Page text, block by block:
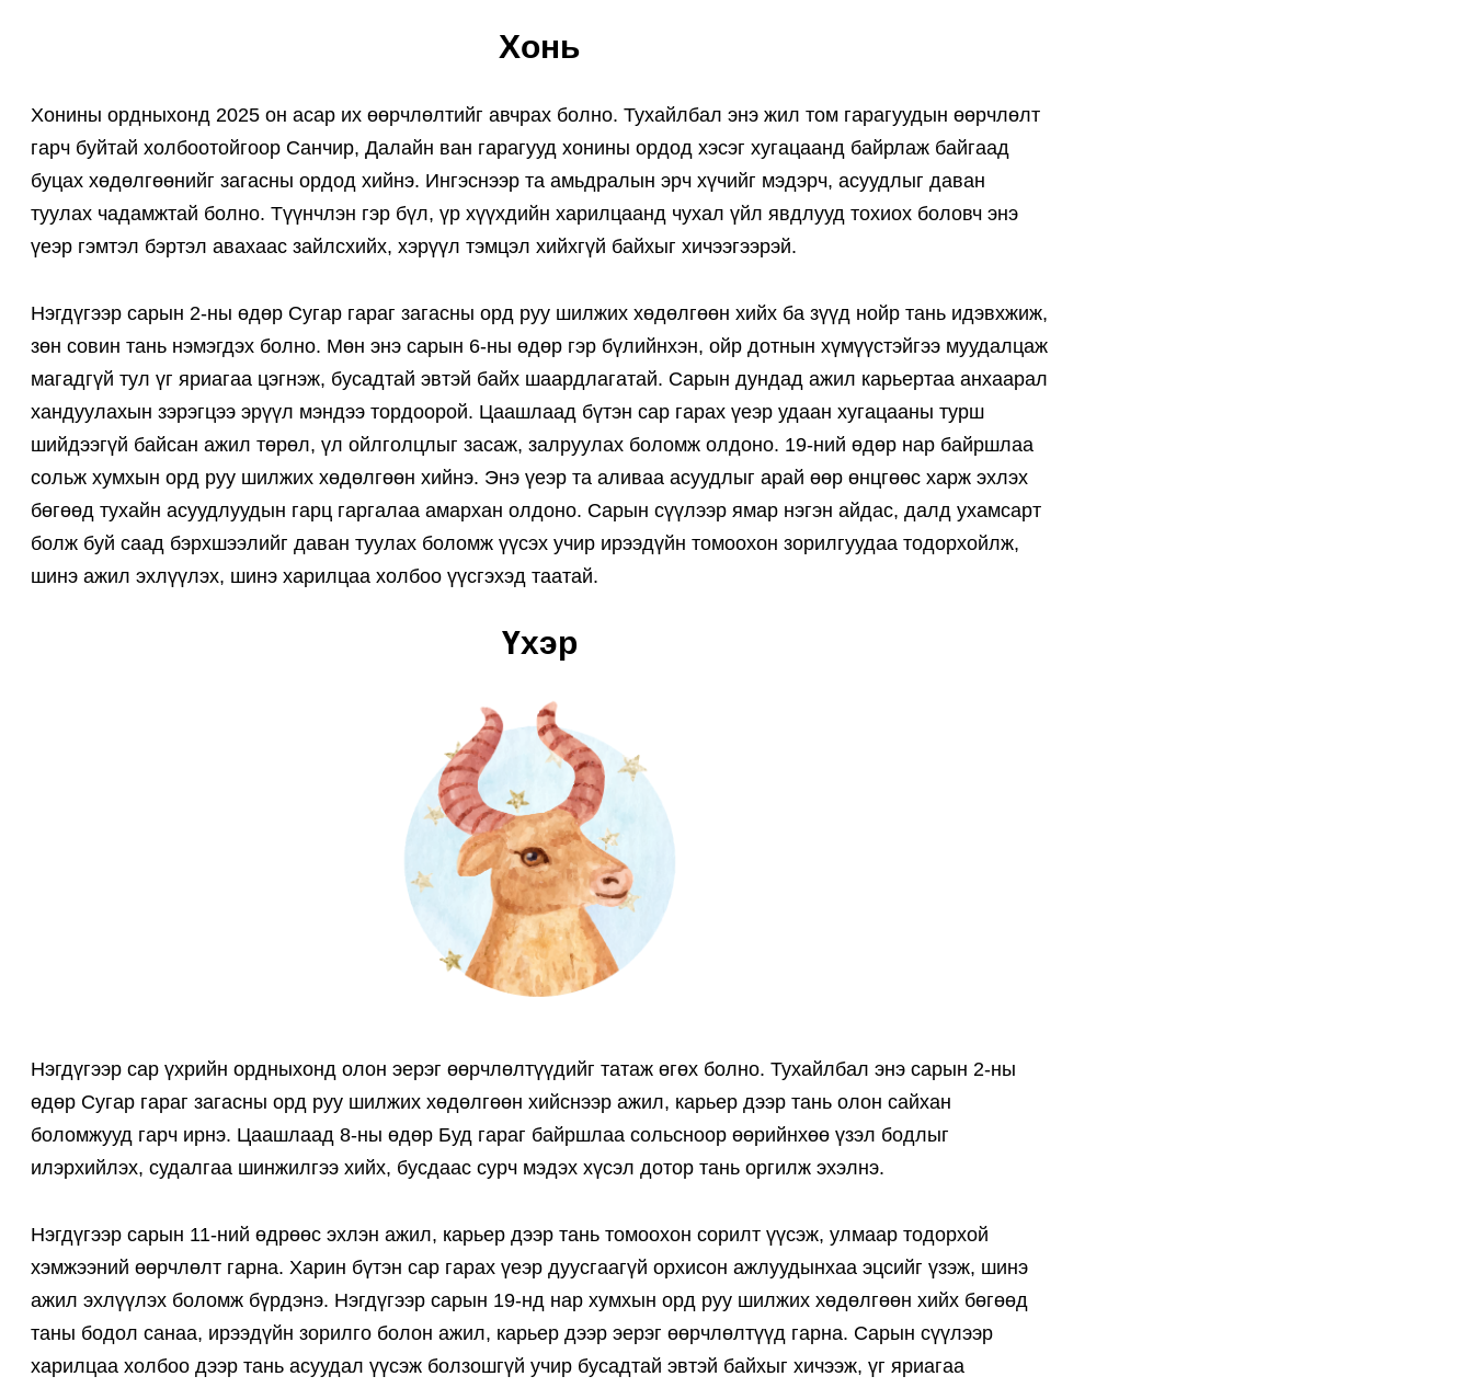
Хонь
Хонины ордныхонд 2025 он асар их өөрчлөлтийг авчрах болно. Тухайлбал энэ жил том гарагуудын өөрчлөлт
гарч буйтай холбоотойгоор Санчир, Далайн ван гарагууд хонины ордод хэсэг хугацаанд байрлаж байгаад
буцах хөдөлгөөнийг загасны ордод хийнэ. Ингэснээр та амьдралын эрч хүчийг мэдэрч, асуудлыг даван
туулах чадамжтай болно. Түүнчлэн гэр бүл, үр хүүхдийн харилцаанд чухал үйл явдлууд тохиох боловч энэ
үеэр гэмтэл бэртэл авахаас зайлсхийх, хэрүүл тэмцэл хийхгүй байхыг хичээгээрэй.
Нэгдүгээр сарын 2-ны өдөр Сугар гараг загасны орд руу шилжих хөдөлгөөн хийх ба зүүд нойр тань идэвхжиж,
зөн совин тань нэмэгдэх болно. Мөн энэ сарын 6-ны өдөр гэр бүлийнхэн, ойр дотнын хүмүүстэйгээ муудалцаж
магадгүй тул үг яриагаа цэгнэж, бусадтай эвтэй байх шаардлагатай. Сарын дундад ажил карьертаа анхаарал
хандуулахын зэрэгцээ эрүүл мэндээ тордоорой. Цаашлаад бүтэн сар гарах үеэр удаан хугацааны турш
шийдээгүй байсан ажил төрөл, үл ойлголцлыг засаж, залруулах боломж олдоно. 19-ний өдөр нар байршлаа
сольж хумхын орд руу шилжих хөдөлгөөн хийнэ. Энэ үеэр та аливаа асуудлыг арай өөр өнцгөөс харж эхлэх
бөгөөд тухайн асуудлуудын гарц гаргалаа амархан олдоно. Сарын сүүлээр ямар нэгэн айдас, далд ухамсарт
болж буй саад бэрхшээлийг даван туулах боломж үүсэх учир ирээдүйн томоохон зорилгуудаа тодорхойлж,
шинэ ажил эхлүүлэх, шинэ харилцаа холбоо үүсгэхэд таатай.
Үхэр
Нэгдүгээр сар үхрийн ордныхонд олон эерэг өөрчлөлтүүдийг татаж өгөх болно. Тухайлбал энэ сарын 2-ны
өдөр Сугар гараг загасны орд руу шилжих хөдөлгөөн хийснээр ажил, карьер дээр тань олон сайхан
боломжууд гарч ирнэ. Цаашлаад 8-ны өдөр Буд гараг байршлаа сольсноор өөрийнхөө үзэл бодлыг
илэрхийлэх, судалгаа шинжилгээ хийх, бусдаас сурч мэдэх хүсэл дотор тань оргилж эхэлнэ.
Нэгдүгээр сарын 11-ний өдрөөс эхлэн ажил, карьер дээр тань томоохон сорилт үүсэж, улмаар тодорхой
хэмжээний өөрчлөлт гарна. Харин бүтэн сар гарах үеэр дуусгаагүй орхисон ажлуудынхаа эцсийг үзэж, шинэ
ажил эхлүүлэх боломж бүрдэнэ. Нэгдүгээр сарын 19-нд нар хумхын орд руу шилжих хөдөлгөөн хийх бөгөөд
таны бодол санаа, ирээдүйн зорилго болон ажил, карьер дээр эерэг өөрчлөлтүүд гарна. Сарын сүүлээр
харилцаа холбоо дээр тань асуудал үүсэж болзошгүй учир бусадтай эвтэй байхыг хичээж, үг яриагаа